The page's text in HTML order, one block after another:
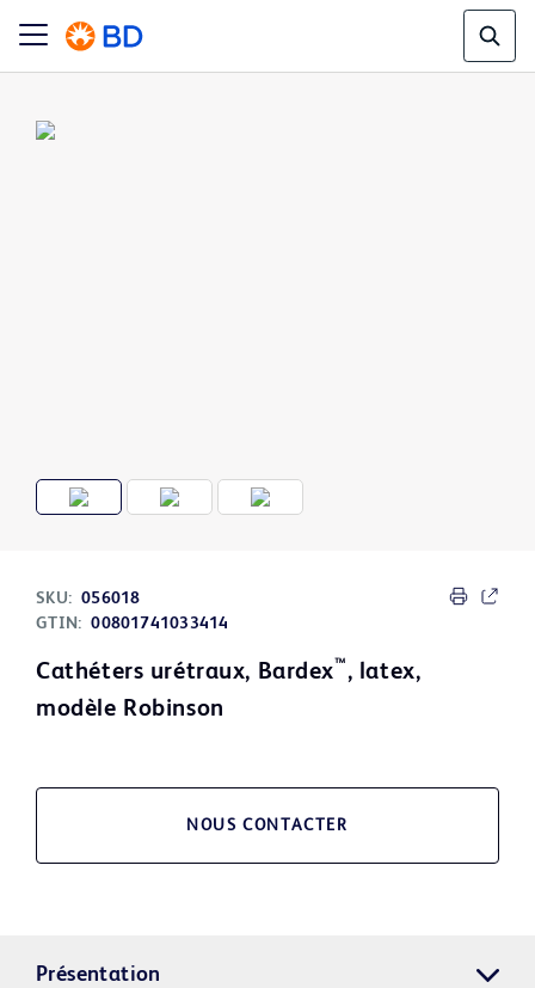
SKU: 056018
GTIN: 00801741033414
Cathéters urétraux, Bardex™ , latex,
modèle Robinson
NOUS CONTACTER
Présentation